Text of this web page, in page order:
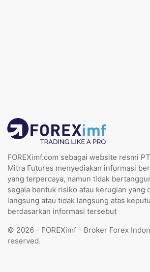
FOREXimf.com sebagai website resmi
Mitra Futures menyediakan informasi
yang terpercaya, namun tidak
segala bentuk risiko atau kerugian yang
langsung atau tidak langsung atas
berdasarkan informasi tersebut
© 2026 - FOREXimf - Broker Forex
reserved.